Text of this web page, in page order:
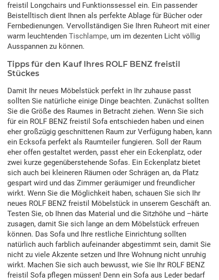
freistil Longchairs und Funktionssessel ein. Ein passender
Beistelltisch dient Ihnen als perfekte Ablage für Bücher oder
Fernbedienungen. Vervollständigen Sie Ihren Ruheort mit einer
warm leuchtenden Tischlampe, um im dezenten Licht völlig
Ausspannen zu können.
Tipps für den Kauf Ihres ROLF BENZ freistil
Stückes
Damit Ihr neues Möbelstück perfekt in Ihr zuhause passt
sollten Sie natürliche einige Dinge beachten. Zunächst sollten
Sie die Größe des Raumes in Betracht ziehen. Wenn Sie sich
für ein ROLF BENZ freistil Sofa entschieden haben und einen
eher großzügig geschnittenen Raum zur Verfügung haben, kann
ein Ecksofa perfekt als Raumteiler fungieren. Soll der Raum
eher offen gestaltet werden, passt eher ein Eckenplatz, oder
zwei kurze gegenüberstehende Sofas. Ein Eckenplatz bietet
sich auch bei kleineren Räumen oder Schrägen an, da Platz
gespart wird und das Zimmer geräumiger und freundlicher
wirkt. Wenn Sie die Möglichkeit haben, schauen Sie sich Ihr
neues ROLF BENZ freistil Möbelstück in unserem Geschäft an.
Testen Sie, ob Ihnen das Material und die Sitzhöhe und –härte
zusagen, damit Sie sich lange an dem Möbelstück erfreuen
können. Das Sofa und Ihre restliche Einrichtung sollten
natürlich auch farblich aufeinander abgestimmt sein, damit Sie
nicht zu viele Akzente setzen und Ihre Wohnung nicht unruhig
wirkt. Machen Sie sich auch bewusst, wie Sie Ihr ROLF BENZ
freistil Sofa pflegen müssen! Denn ein Sofa aus Leder bedarf